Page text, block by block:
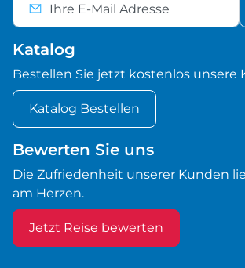
Katalog
Bestellen Sie jetzt kostenlos unsere
Katalog Bestellen
Bewerten Sie uns
Die Zufriedenheit unserer Kunden
am Herzen.
Jetzt Reise bewerten